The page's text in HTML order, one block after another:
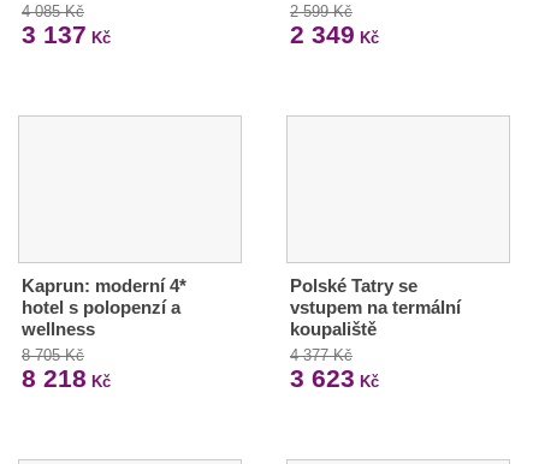
4 085 Kč
3 137 Kč
2 599 Kč
2 349 Kč
Kaprun: moderní 4*
hotel s polopenzí a
wellness
8 705 Kč
8 218 Kč
Polské Tatry se
vstupem na termální
koupaliště
4 377 Kč
3 623 Kč